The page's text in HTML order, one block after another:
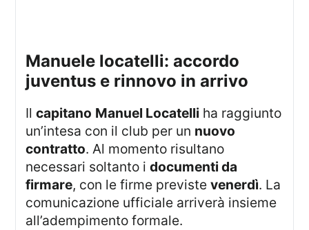
manuele locatelli: accordo
juventus e rinnovo in arrivo
Ilcapitano Manuel Locatelli ha raggiunto
un’intesa con il club per un nuovo
contratto. Al momento risultano
necessari soltanto idocumenti da
firmare, con le firme previstevenerdì. La
comunicazione ufficiale arriverà insieme
all’adempimento formale.